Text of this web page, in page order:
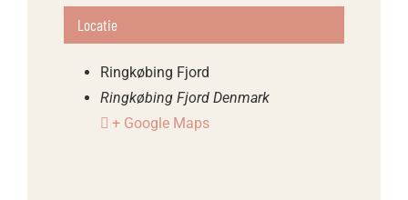
Locatie
Ringkøbing Fjord
Ringkøbing Fjord Denmark
+ Google Maps